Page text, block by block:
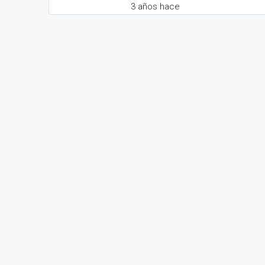
3 años hace